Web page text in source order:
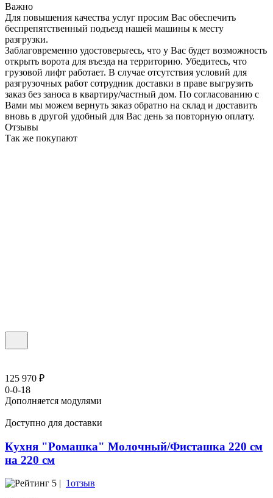
Важно
Для повышения качества услуг просим Вас обеспечить
беспрепятственный подъезд нашей машины к месту
разгрузки.
Заблаговременно удостоверьтесь, что у Вас будет возможность
открыть ворота для въезда на территорию. Убедитесь, что
грузовой лифт работает. В случае отсутствия условий для
разгрузочных работ сотрудник доставки в праве выгрузить
заказ без заноса в квартиру/частный дом. По согласованию с
Вами мы можем вернуть заказ обратно на склад и доставить
вновь в другой удобный для Вас день за повторную оплату.
Отзывы
Так же покупают
125 970 ₽
0-0-18
Дополняется модулями
Доступно для доставки
Кухня "Ромашка" Молочный/Фисташка 220 см
на 220 см
5 | 1отзыв